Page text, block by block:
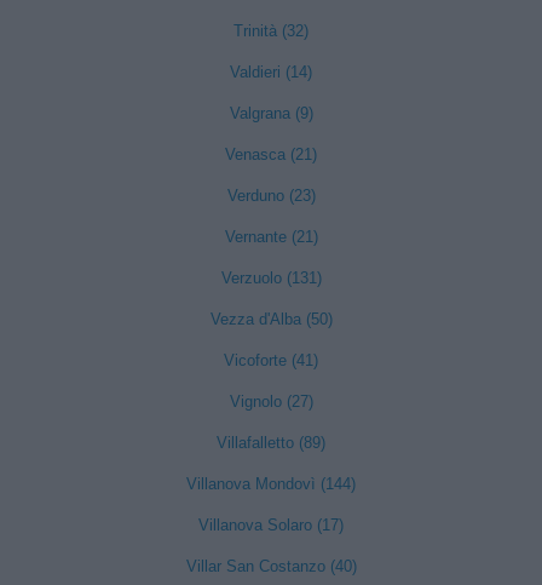
Trinità (32)
Valdieri (14)
Valgrana (9)
Venasca (21)
Verduno (23)
Vernante (21)
Verzuolo (131)
Vezza d'Alba (50)
Vicoforte (41)
Vignolo (27)
Villafalletto (89)
Villanova Mondovì (144)
Villanova Solaro (17)
Villar San Costanzo (40)